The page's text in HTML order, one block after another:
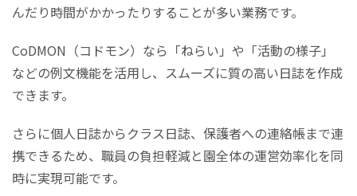
んだり時間がかかったりすることが多い業務です。
CoDMON（コドモン）なら「ねらい」や「活動の様子」
などの例文機能を活用し、スムーズに質の高い日誌を作成
できます。
​​​​​​​さらに個人日誌からクラス日誌、保護者への連絡帳まで連
携できるため、職員の負担軽減と園全体の運営効率化を同
時に実現可能です。